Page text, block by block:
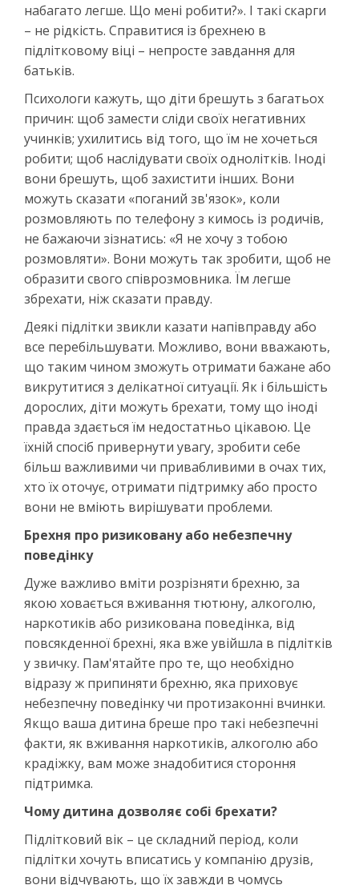
набагато легше. Що мені робити?». І такі скарги
– не рідкість. Справитися із брехнею в
підлітковому віці – непросте завдання для
батьків.
Психологи кажуть, що діти брешуть з багатьох
причин: щоб замести сліди своїх негативних
учинків; ухилитись від того, що їм не хочеться
робити; щоб наслідувати своїх однолітків. Іноді
вони брешуть, щоб захистити інших. Вони
можуть сказати «поганий зв'язок», коли
розмовляють по телефону з кимось із родичів,
не бажаючи зізнатись: «Я не хочу з тобою
розмовляти». Вони можуть так зробити, щоб не
образити свого співрозмовника. Їм легше
збрехати, ніж сказати правду.
Деякі підлітки звикли казати напівправду або
все перебільшувати. Можливо, вони вважають,
що таким чином зможуть отримати бажане або
викрутитися з делікатної ситуації. Як і більшість
дорослих, діти можуть брехати, тому що іноді
правда здається їм недостатньо цікавою. Це
їхній спосіб привернути увагу, зробити себе
більш важливими чи привабливими в очах тих,
хто їх оточує, отримати підтримку або просто
вони не вміють вирішувати проблеми.
Брехня про ризиковану або небезпечну
поведінку
Дуже важливо вміти розрізняти брехню, за
якою ховається вживання тютюну, алкоголю,
наркотиків або ризикована поведінка, від
повсякденної брехні, яка вже увійшла в підлітків
у звичку. Пам'ятайте про те, що необхідно
відразу ж припиняти брехню, яка приховує
небезпечну поведінку чи протизаконні вчинки.
Якщо ваша дитина бреше про такі небезпечні
факти, як вживання наркотиків, алкоголю або
крадіжку, вам може знадобитися стороння
підтримка.
Чому дитина дозволяє собі брехати?
Підлітковий вік – це складний період, коли
підлітки хочуть вписатись у компанію друзів,
вони відчувають, що їх завжди в чомусь